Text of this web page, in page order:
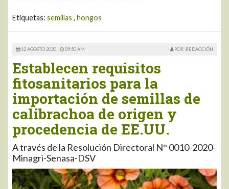
Etiquetas: semillas , hongos
12 AGOSTO 2020 | 09:50 AM POR: REDACCIÓN
Establecen requisitos
fitosanitarios para la
importación de semillas de
calibrachoa de origen y
procedencia de EE.UU.
A través de la Resolución Directoral N° 0010-2020-
Minagri-Senasa-DSV